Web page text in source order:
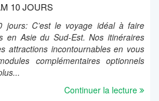
10 JOURS
jours: C’est le voyage idéal à faire
en Asie du Sud-Est. Nos itinéraires
attractions incontournables en vous
complémentaires optionnels
Continuer la lecture